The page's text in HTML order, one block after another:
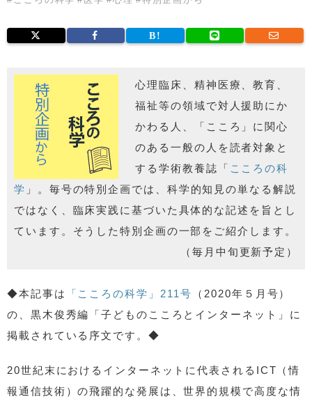
心理臨床、精神医療、教育、
福祉等の領域で対人援助にか
かわる人、「こころ」に関心
のある一般の人を読者対象と
する学術教養誌「 こころの科
学 」。毎号の特別企画では、科学的知見の単なる解説
ではなく、臨床実践に基づいた具体的な記述を旨とし
ています。そうした特別企画の一部をご紹介します。
（毎月中旬更新予定）
◆本記事は 「こころの科学」211号
（2020年５月号）
の、黒木俊秀編「子どものこころとインターネット」に
掲載されている序文です。◆
20世紀末におけるインターネットに代表されるICT（情
報通信技術）の飛躍的な発展は、世界的規模で高度な情